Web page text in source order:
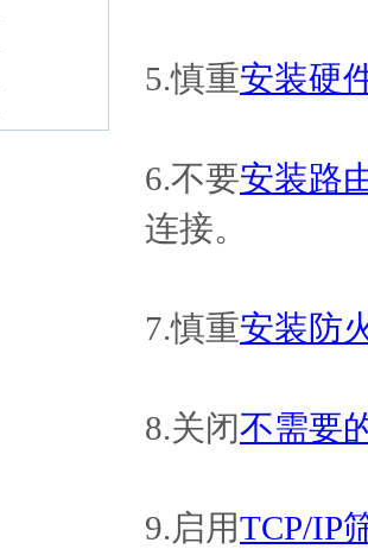
5.慎重安装硬
6.不要安装路
连接。
7.慎重安装防
8.关闭不需要
9.启用TCP/IP